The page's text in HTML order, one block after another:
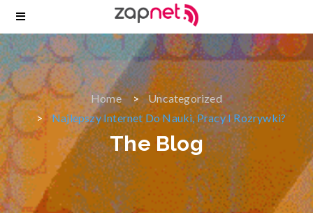
Home
Uncategorized
Najlepszy Internet Do Nauki, Pracy I Rozrywki?
The Blog